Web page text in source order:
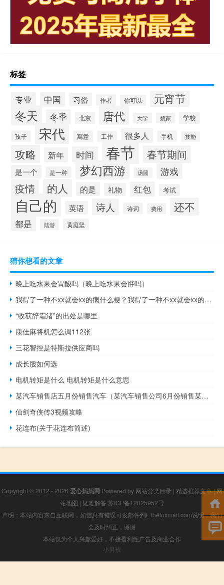
标签
专业 中国 习俗 作者 你可以 元宵节
冬天 冬季 北京 唐代 大学 娘家 学校
孩子 宋代 寓意 工作 很多人 手机 技能
攻略 新年 时间 春节 春节期间
是一个 是一种 梦幻西游 汤圆 游戏
疫情 的人 的是 礼物 红包 考试
自己的 英语 诗人 诗词 费用 还不
都是 陆游 黄庭坚
猜你想看的文章
晚上吃水果会胃酸吗（晚上吃水果会胖吗）
我得了一种不xx就会xx的病什么梗？我得了一种不xx就会xx的病是什么意思什么梗
“收获辞霜渚”的出处是哪里
康佳麻将机怎么调112张
三花智控是特斯拉供应商吗
成长股如何选
电机转矩是什么 电机转矩是什么意思
某汽车销售店五月份销售汽车（某汽车销售公司6月份销售某厂家的汽车）
仙剑奇侠传3视频攻略
花连布(关于花连布简述)
Copyright © 2012 - 2026 爱心妈妈网 Powered by 网站分类目录 | 精选推荐文章|网
站地图 | 疑难解答 苏ICP备12025952号
声明：本站内容来自互联网，如信息有错误可发邮件到f_fb#foxmail.com说明，我们
会及时纠正，谢谢
本站仅为个人兴趣爱好，不接盈利性广告及商业合作
小男孩